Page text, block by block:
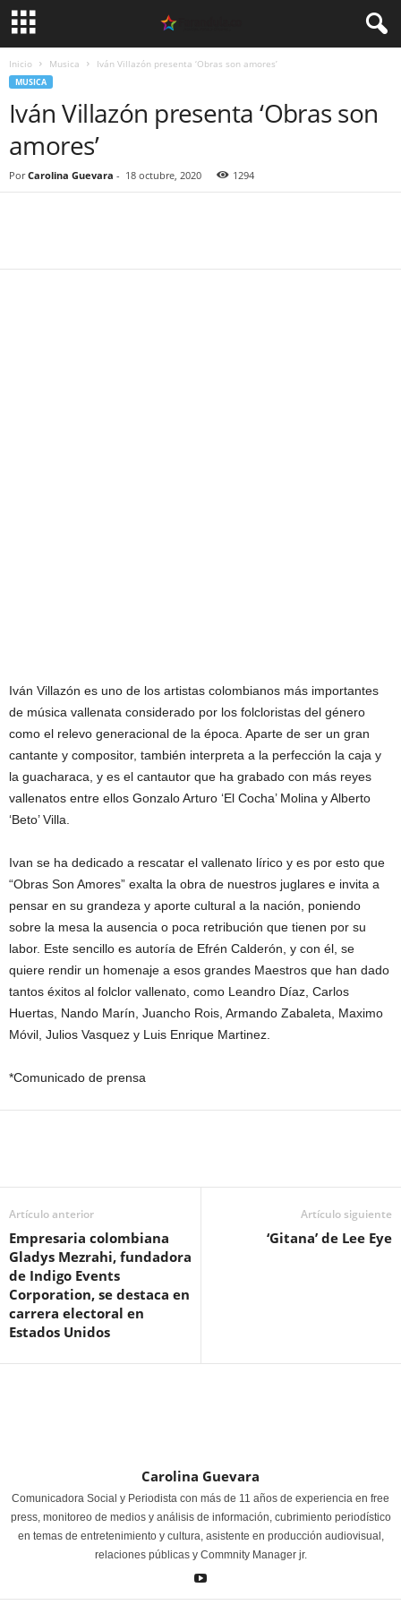
Inicio Musica Iván Villazón presenta ‘Obras son amores’
MUSICA
Iván Villazón presenta ‘Obras son
amores’
Por Carolina Guevara - 18 octubre, 2020 1294
Iván Villazón es uno de los artistas colombianos más importantes
de música vallenata considerado por los folcloristas del género
como el relevo generacional de la época. Aparte de ser un gran
cantante y compositor, también interpreta a la perfección la caja y
la guacharaca, y es el cantautor que ha grabado con más reyes
vallenatos entre ellos Gonzalo Arturo ‘El Cocha’ Molina y Alberto
‘Beto’ Villa.
Ivan se ha dedicado a rescatar el vallenato lírico y es por esto que
“Obras Son Amores” exalta la obra de nuestros juglares e invita a
pensar en su grandeza y aporte cultural a la nación, poniendo
sobre la mesa la ausencia o poca retribución que tienen por su
labor. Este sencillo es autoría de Efrén Calderón, y con él, se
quiere rendir un homenaje a esos grandes Maestros que han dado
tantos éxitos al folclor vallenato, como Leandro Díaz, Carlos
Huertas, Nando Marín, Juancho Rois, Armando Zabaleta, Maximo
Móvil, Julios Vasquez y Luis Enrique Martinez.
*Comunicado de prensa
Artículo anterior
Empresaria colombiana
Gladys Mezrahi, fundadora
de Indigo Events
Corporation, se destaca en
carrera electoral en
Estados Unidos
Artículo siguiente
‘Gitana’ de Lee Eye
Carolina Guevara
Comunicadora Social y Periodista con más de 11 años de experiencia en free
press, monitoreo de medios y análisis de información, cubrimiento periodístico
en temas de entretenimiento y cultura, asistente en producción audiovisual,
relaciones públicas y Commnity Manager jr.